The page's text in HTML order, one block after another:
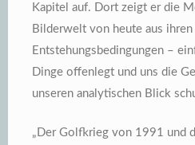
Kapitel auf. Dort zeigt er die
Bilderwelt von heute aus
Entstehungsbedingungen –
Dinge offenlegt und uns die
unseren analytischen Blick
„Der Golfkrieg von 1991 und